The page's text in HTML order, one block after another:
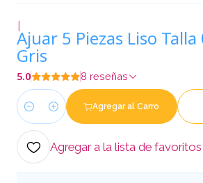
|
Ajuar 5 Piezas Liso
Gris
5.0 8 reseñas
Cantidad
Agregar al Carro
Agregar a la lista de favoritos